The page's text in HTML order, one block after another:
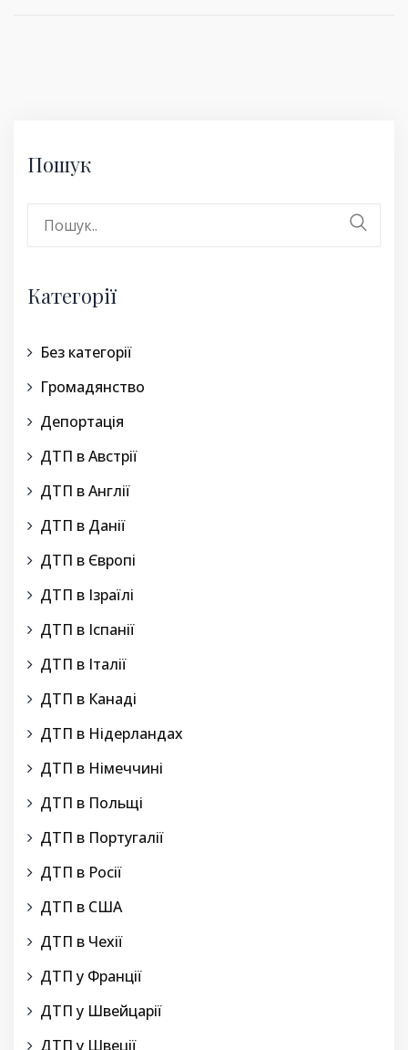
Пошук
Категорії
Без категорії
Громадянство
Депортація
ДТП в Австрії
ДТП в Англії
ДТП в Данії
ДТП в Європі
ДТП в Ізраїлі
ДТП в Іспанії
ДТП в Італії
ДТП в Канаді
ДТП в Нідерландах
ДТП в Німеччині
ДТП в Польщі
ДТП в Португалії
ДТП в Росії
ДТП в США
ДТП в Чехії
ДТП у Франції
ДТП у Швейцарії
ДТП у Швеції